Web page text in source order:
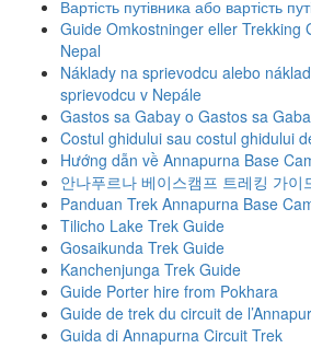
Вартість путівника або вартість
Guide Omkostninger eller Trekking
Nepal
Náklady na sprievodcu alebo
sprievodcu v Nepále
Gastos sa Gabay o Gastos sa
Costul ghidului sau costul ghidului
Hướng dẫn về Annapurna Base
안나푸르나 베이스캠프 트레킹 가이
Panduan Trek Annapurna Base
Tilicho Lake Trek Guide
Gosaikunda Trek Guide
Kanchenjunga Trek Guide
Guide Porter hire from Pokhara
Guide de trek du circuit de
Guida di Annapurna Circuit Trek